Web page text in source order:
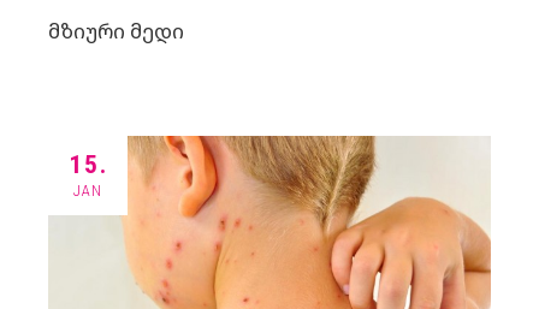
მზიური მედი
15.
JAN